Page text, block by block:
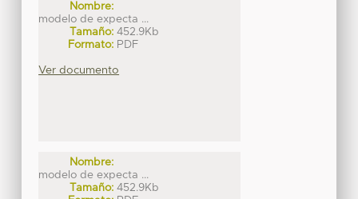
Nombre:
modelo de expecta ...
Tamaño: 452.9Kb
Formato: PDF
Ver documento
Nombre:
modelo de expecta ...
Tamaño: 452.9Kb